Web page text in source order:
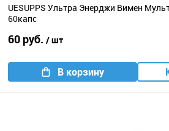
UESUPPS Ультра Энерджи Вимен
60капс
60 руб. / шт
В корзину